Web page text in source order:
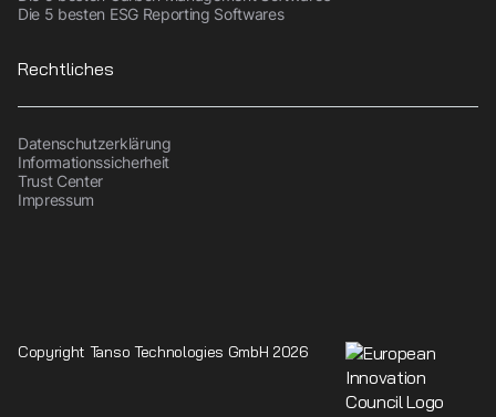
Die 5 besten ESG Reporting Softwares
Rechtliches
Datenschutzerklärung
Informationssicherheit
Trust Center
Impressum
Copyright Tanso Technologies GmbH 2026